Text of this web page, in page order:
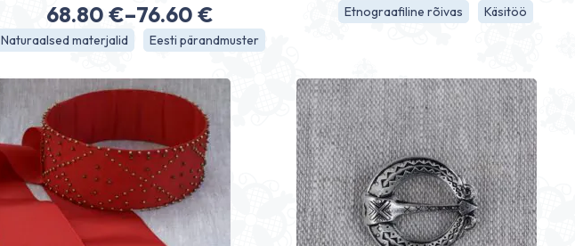
68.80 €–76.60 €
Hinnavahemik:
68.80 €
kuni
76.60 €
Naturaalsed materjalid Eesti pärandmuster
Etnograafiline rõivas Käsitöö